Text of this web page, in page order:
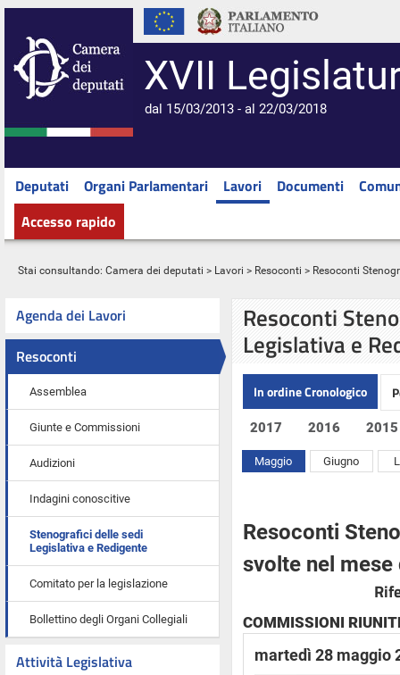
XVII
dal 15/03/2013 - al 22/03/2018
Deputati Organi Parlamentari Lavori Documenti
Accesso rapido
Stai consultando: Camera dei deputati > Lavori > Resoconti > Resoconti
Agenda dei Lavori
Resoconti
Assemblea
Giunte e Commissioni
Audizioni
Indagini conoscitive
Stenografici delle sedi
Legislativa e Redigente
Comitato per la legislazione
Bollettino degli Organi Collegiali
Attività Legislativa
Resoconti
Legislativa e
In ordine Cronologico
2017 2016 2015
Maggio Giugno
Resoconti
svolte nel
COMMISSIONI
martedì 28 maggio